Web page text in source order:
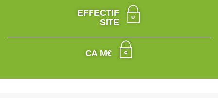
EFFECTIF
SITE
CA M€